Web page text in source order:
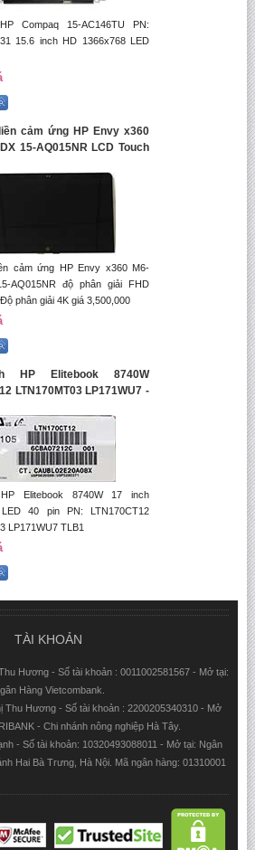
Compaq 15-AC146TU PN:
15.6 inch HD 1366x768 LED
cảm ứng HP Envy x360
15-AQ015NR LCD Touch
cảm ứng HP Envy x360 M6-
AQ015NR độ phân giải FHD
phân giải 4K giá 3,500,000
HP Elitebook 8740W
LTN170MT03 LP171WU7 -
Elitebook 8740W 17 inch
LED 40 pin PN: LTN170CT12
LP171WU7 TLB1
TÀI KHOẢN
Hương - Số tài khoản : 0011002581567 - Mở tại:
Hàng Vietcombank.
Thu Hương - Số tài khoản : 2200205340310 - Mở
- Chi nhánh nông nghiệp Hà Tây.
- Số tài khoản: 10320493088011 - Mở tại: Ngân
Hai Bà Trưng, Hà Nội. Mã ngân hàng: 01310001